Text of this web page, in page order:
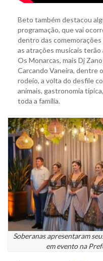
Beto também destacou
programação, que vai
dentro das
as atrações musicais terão
Os Monarcas, mais Dj
Carcando Vaneira, dentre
rodeio, a volta do desfile
animais, gastronomia
toda a família.
Soberanas apresentaram
em evento na